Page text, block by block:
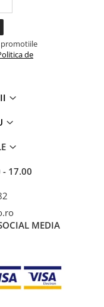
promotiile
de
- 17.00
MEDIA